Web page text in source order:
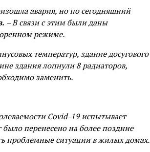
авария, но по сегодняшний
– В связи с этим были даны
режиме.
температур, здание досугового
здания лопнули 8 радиаторов,
заменить.
Covid-19 испытывает
перенесено на более поздние
проблемные ситуации в жилых домах.